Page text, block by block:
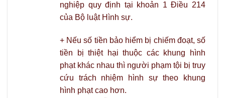
nghiệp quy định tại khoản 1 Điều 214
của Bộ luật Hình sự.
+ Nếu số tiền bảo hiểm bị chiếm đoạt, số
tiền bị thiệt hại thuộc các khung hình
phạt khác nhau thì người phạm tội bị truy
cứu trách nhiệm hình sự theo khung
hình phạt cao hơn.